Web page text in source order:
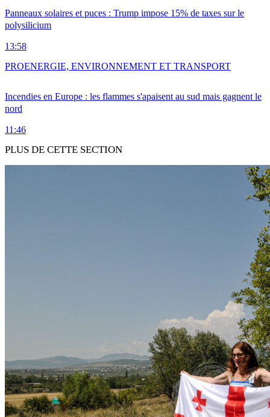
Panneaux solaires et puces : Trump impose 15% de taxes sur le
polysilicium
13:58
Incendies en Europe : les flammes s'apaisent au sud mais gagnent le
nord
11:46
PROENERGIE, ENVIRONNEMENT ET TRANSPORT
PLUS DE CETTE SECTION